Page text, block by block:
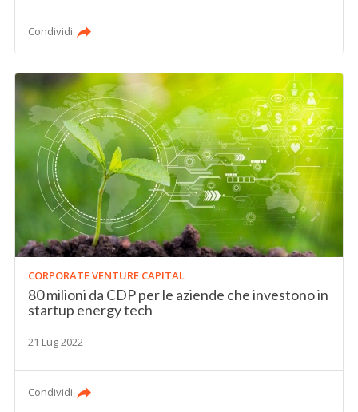
Condividi
CORPORATE VENTURE CAPITAL
80 milioni da CDP per le aziende che investono in
startup energy tech
21 Lug 2022
Condividi